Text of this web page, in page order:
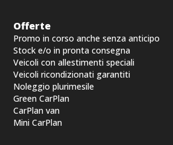
Offerte
Promo in corso anche senza anticipo
Stock e/o in pronta consegna
Veicoli con allestimenti speciali
Veicoli ricondizionati garantiti
Noleggio plurimesile
Green CarPlan
CarPlan van
Mini CarPlan